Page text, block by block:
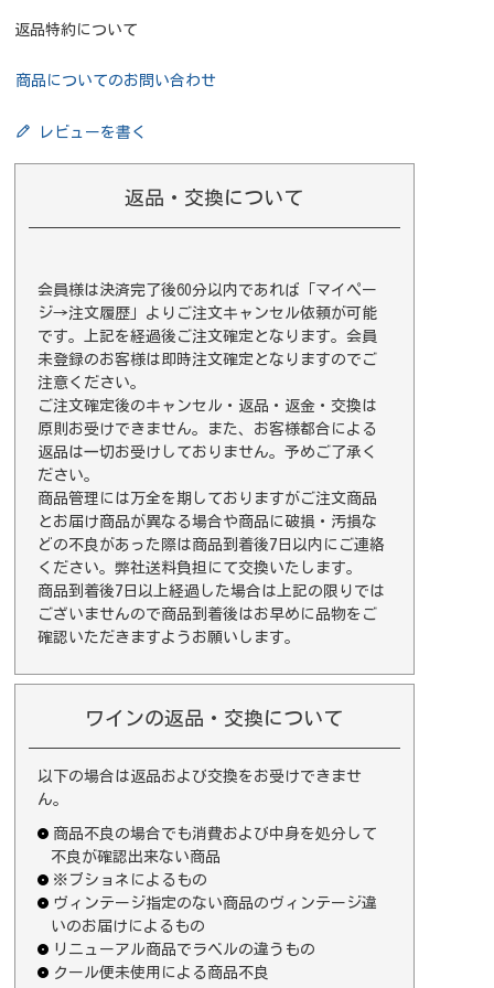
返品特約について
商品についてのお問い合わせ
レビューを書く
返品・交換について
会員様は決済完了後60分以内であれば 「マイペー
ジ→注文履歴」 よりご注文キャンセル依頼が可能
です。上記を経過後ご注文確定となります。会員
未登録のお客様は即時注文確定となりますのでご
注意ください。
ご注文確定後のキャンセル・返品・返金・交換は
原則お受けできません。また、お客様都合による
返品は一切お受けしておりません。予めご了承く
ださい。
商品管理には万全を期しておりますがご注文商品
とお届け商品が異なる場合や商品に破損・汚損な
どの不良があった際は商品到着後7日以内にご連絡
ください。弊社送料負担にて交換いたします。
商品到着後7日以上経過した場合は上記の限りでは
ございませんので商品到着後はお早めに品物をご
確認いただきますようお願いします。
ワインの返品・交換について
以下の場合は返品および交換をお受けできませ
ん。
商品不良の場合でも消費および中身を処分して
不良が確認出来ない商品
※ブショネによるもの
ヴィンテージ指定のない商品のヴィンテージ違
いのお届けによるもの
リニューアル商品でラベルの違うもの
クール便未使用による商品不良